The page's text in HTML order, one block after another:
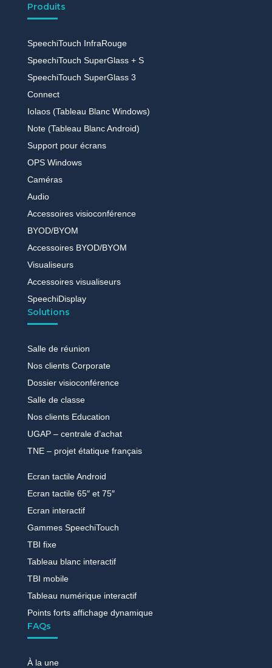
Produits
SpeechiTouch InfraRouge
SpeechiTouch SuperGlass + S
SpeechiTouch SuperGlass 3
Connect
Iolaos (Tableau Blanc Windows)
Note (Tableau Blanc Android)
Support pour écrans
OPS Windows
Caméras
Audio
Accessoires visioconférence
BYOD/BYOM
Accessoires BYOD/BYOM
Visualiseurs
Accessoires visualiseurs
SpeechiDisplay
Solutions
Salle de réunion
Nos clients Corporate
Dossier visioconférence
Salle de classe
Nos clients Education
UGAP – centrale d’achat
TNE – projet étatique français
Ecran tactile Android
Ecran tactile 65″ et 75″
Ecran interactif
Gammes SpeechiTouch
TBI fixe
Tableau blanc interactif
TBI mobile
Tableau numérique interactif
Points forts affichage dynamique
FAQs
À la une